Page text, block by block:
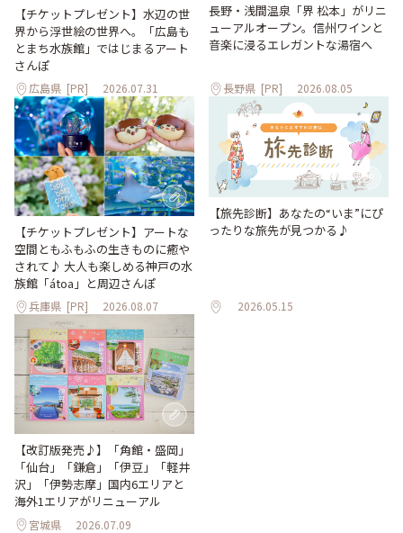
【チケットプレゼント】水辺の世
界から浮世絵の世界へ。「広島も
とまち水族館」ではじまるアート
さんぽ
広島県 [PR] 2026.07.31
長野・浅間温泉「界 松本」がリニ
ューアルオープン。信州ワインと
音楽に浸るエレガントな湯宿へ
長野県 [PR] 2026.08.05
【チケットプレゼント】アートな
空間ともふもふの生きものに癒や
されて♪ 大人も楽しめる神戸の水
族館「átoa」と周辺さんぽ
兵庫県 [PR] 2026.08.07
【旅先診断】あなたの“いま”にぴ
ったりな旅先が見つかる♪
2026.05.15
【改訂版発売♪】「角館・盛岡」
「仙台」「鎌倉」「伊豆」「軽井
沢」「伊勢志摩」国内6エリアと
海外1エリアがリニューアル
宮城県 2026.07.09